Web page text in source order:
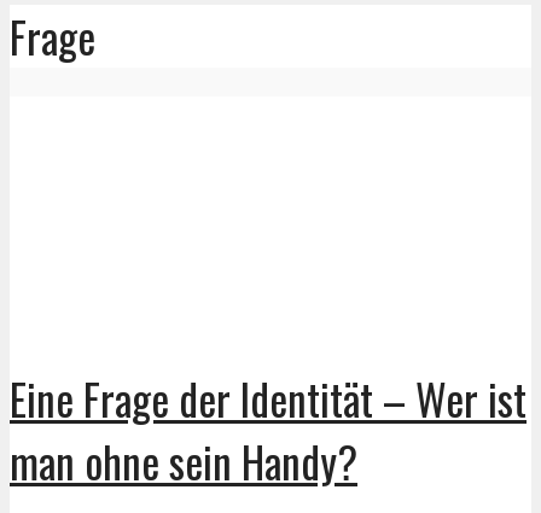
Frage
Eine Frage der Identität – Wer ist
man ohne sein Handy?